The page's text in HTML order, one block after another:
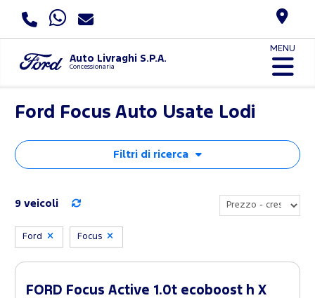
Auto Livraghi S.P.A.
Concessionaria
MENU
Ford Focus Auto Usate Lodi
Filtri di ricerca
9 veicoli
Ford Focus
FORD Focus Active 1.0t ecoboost h X